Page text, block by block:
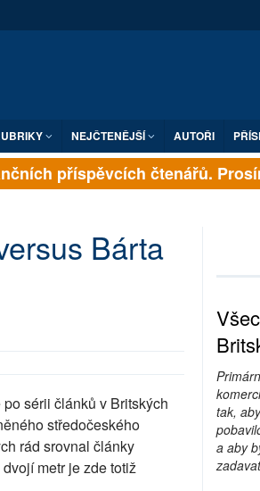
NEJČTENĚJŠÍ AUTOŘI
příspěvcích čtenářů.
Bárta
sérii článků v Britských
středočeského
rád srovnal články
metr je zde totiž
tak,
a aby